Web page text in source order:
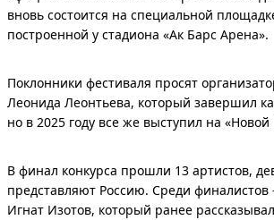
вновь состоится на специальной
построенной у стадиона «Ак Барс Арена».
Поклонники фестиваля просят
Леонида Леонтьева, который завершил
но в 2025 году все же выступил на «Новой
В финал конкурса прошли 13 артистов,
представляют Россию. Среди
Игнат Изотов, который ранее